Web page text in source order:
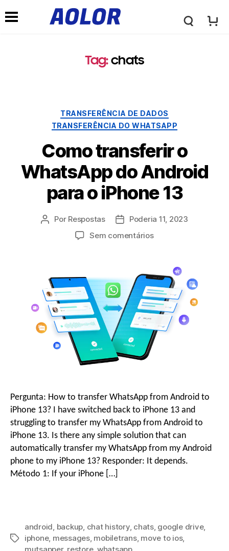
A
o
r
L
o
Tag:chats
TRANSFERÊNCIA DE DADOS
TRANSFERÊNCIA DO WHATSAPP
Como transferir o
WhatsApp do Android
para o iPhone 13
Por Respostas
Poderia 11, 2023
Sem comentários
Pergunta: How to transfer WhatsApp from Android to
iPhone 13? I have switched back to iPhone 13 and
struggling to transfer my WhatsApp from Android to
iPhone 13. Is there any simple solution that can
automatically transfer my WhatsApp from my Android
phone to my iPhone 13? Responder: It depends.
Método 1: If your iPhone […]
android backup chat history, chats, google drive,
iphone, messages, mobiletrans, move to ios,
mutsapper, restore, whatsapp